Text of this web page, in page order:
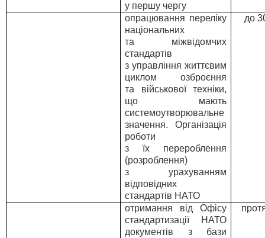
у першу чергу
опрацювання переліку
національних
та міжвідомчих
стандартів
з управління життєвим
циклом озброєння
та військової техніки,
що мають
системоутворювальне
значення. Організація
роботи
з їх перероблення
(розроблення)
з урахуванням
відповідних
стандартів НАТО
до
отримання від Офісу
стандартизації НАТО
документів з бази